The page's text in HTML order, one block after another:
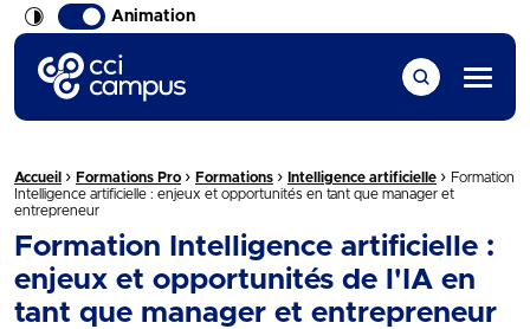
Animation
CCI Campus La formation qui vous ressemble
Menu
Fil d'Ariane :
Accueil › Formations Pro › Formations › Intelligence artificielle › Formation
Intelligence artificielle : enjeux et opportunités en tant que manager et
entrepreneur
Formation Intelligence artificielle :
enjeux et opportunités de l'IA en
tant que manager et entrepreneur